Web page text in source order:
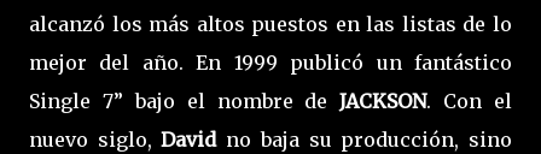
alcanzó los más altos puestos en las listas de lo
mejor del año. En 1999 publicó un fantástico
Single 7” bajo el nombre deJACKSON. Con el
nuevo siglo,David no baja su producción, sino